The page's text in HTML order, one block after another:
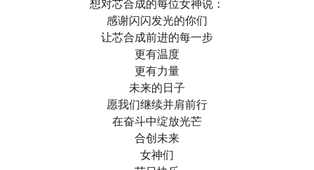
想对芯合成的每位女神说：
感谢闪闪发光的你们
让芯合成前进的每一步
更有温度
更有力量
未来的日子
愿我们继续并肩前行
在奋斗中绽放光芒
合创未来
女神们